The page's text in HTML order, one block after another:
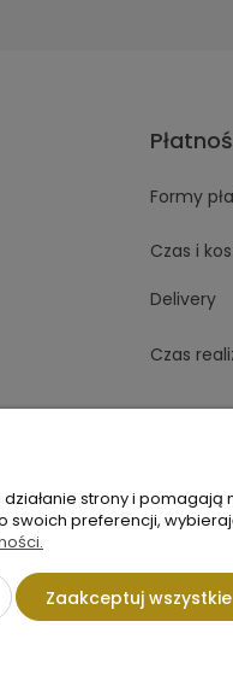
Formy
Czas i
Delivery
Czas
363 Napisz do
Sklep
strony i
preferencji,
Zaakceptuj wszystkie